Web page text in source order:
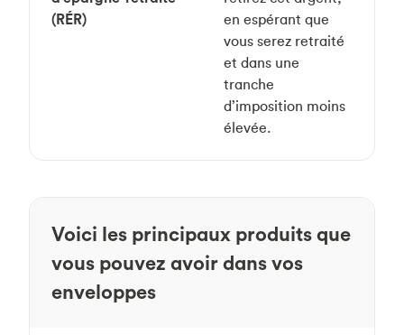
(RÉR)
en espérant que
vous serez retraité
et dans une
tranche
d’imposition moins
élevée.
Voici les principaux produits que
vous pouvez avoir dans vos
enveloppes